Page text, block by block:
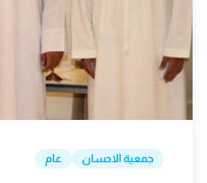
جمعية الاحسان عام